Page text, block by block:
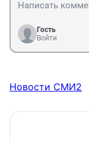
Гость
Войти
Новости СМИ2